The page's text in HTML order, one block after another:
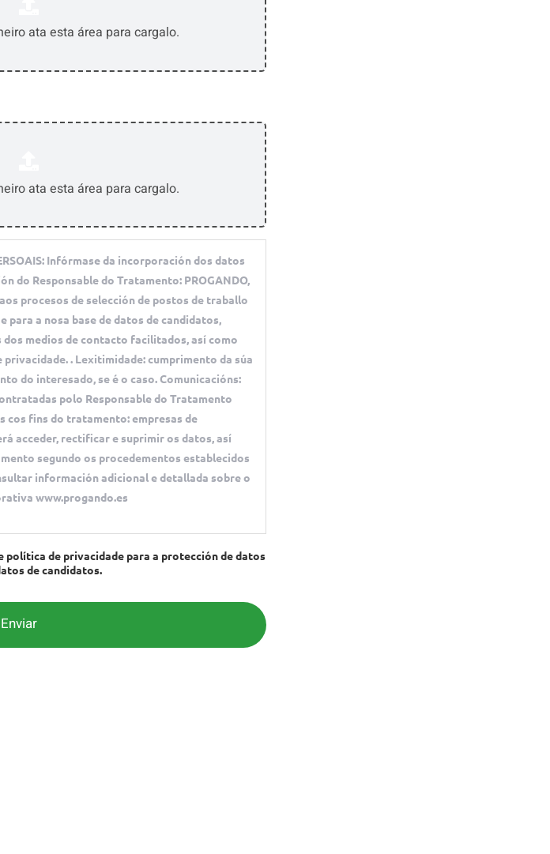
Infórmase da incorporación dos datos
do Responsable do Tratamento: PROGANDO,
procesos de selección de postos de traballo
a nosa base de datos de candidatos,
medios de contacto facilitados, así como
. Lexitimidade: cumprimento da súa
do interesado, se é o caso. Comunicacións:
polo Responsable do Tratamento
cos fins do tratamento: empresas de
acceder, rectificar e suprimir os datos, así
segundo os procedementos establecidos
información adicional e detallada sobre o
www.progando.es
política de privacidade para a protección de datos
de candidatos.
Enviar